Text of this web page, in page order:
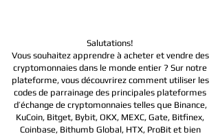
Salutations!
Vous souhaitez apprendre à acheter et vendre des
cryptomonnaies dans le monde entier ? Sur notre
plateforme, vous découvrirez comment utiliser les
codes de parrainage des principales plateformes
d’échange de cryptomonnaies telles que Binance,
KuCoin, Bitget, Bybit, OKX, MEXC, Gate, Bitfinex,
Coinbase, Bithumb Global, HTX, ProBit et bien